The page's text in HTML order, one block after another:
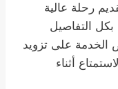
رحلة عالية
بكل التفاصيل
على تزويد
أثناء